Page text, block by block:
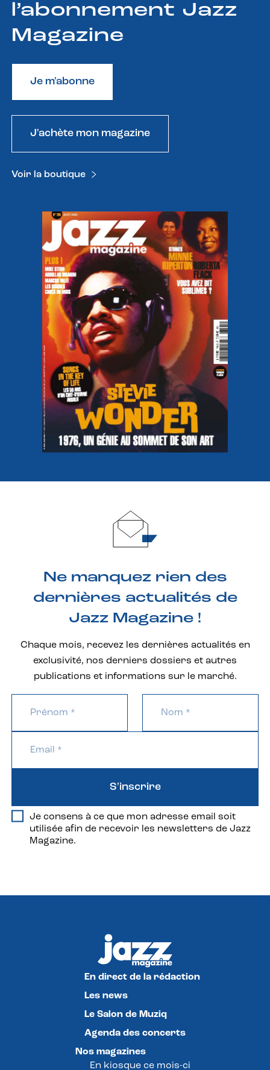
l’abonnement Jazz
Magazine
Je m'abonne
J'achète mon magazine
Voir la boutique
Ne manquez rien des
dernières actualités de
Jazz Magazine !
Chaque mois, recevez les dernières actualités en
exclusivité, nos derniers dossiers et autres
publications et informations sur le marché.
Je consens à ce que mon adresse email soit
utilisée afin de recevoir les newsletters de Jazz
Magazine.
S'inscrire
En direct de la rédaction
Les news
Le Salon de Muziq
Agenda des concerts
Nos magazines
En kiosque ce mois-ci